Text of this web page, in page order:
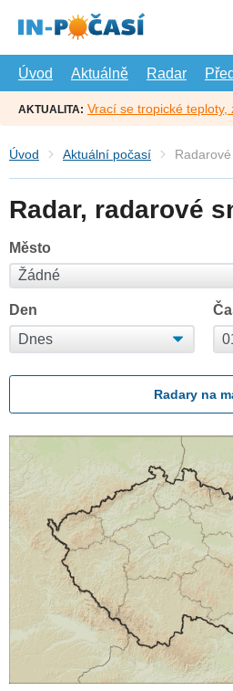
hlavní
Úvod
Aktuálně Radar
AKTUALITA: Vrací se tropické teploty,
Úvod Aktuální počasí
Radar, radarové
Město
Den
Radary na